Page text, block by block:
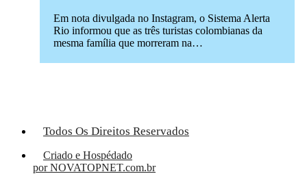
Em nota divulgada no Instagram, o Sistema Alerta
Rio informou que as três turistas colombianas da
mesma família que morreram na…
Todos Os Direitos Reservados
Criado e Hospédado
por NOVATOPNET.com.br